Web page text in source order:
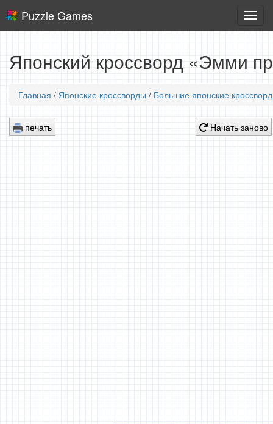
игры
Puzzle Games
Японский кроссворд «Эмми
Главная / Японские кроссворды / Большие японские
печать Начать заново